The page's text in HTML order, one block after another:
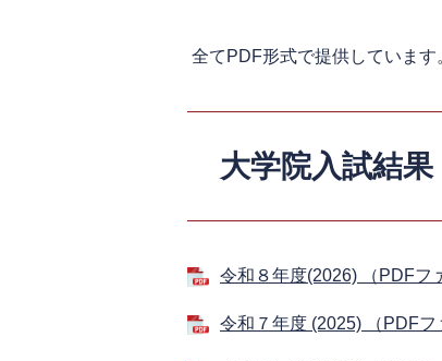
全てPDF形式で提供しています
大学院入試結果
令和８年度(2026) （PDFフ
令和７年度 (2025) （PDFフ